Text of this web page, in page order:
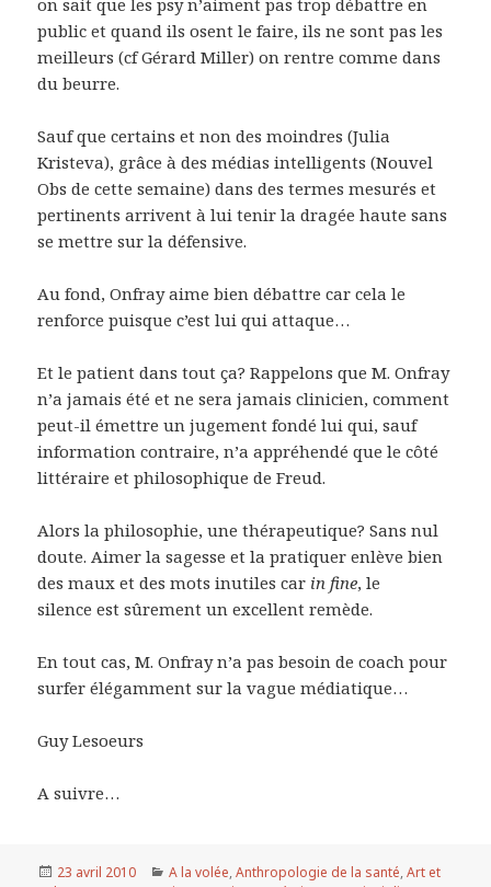
on sait que les psy n’aiment pas trop débattre en
public et quand ils osent le faire, ils ne sont pas les
meilleurs (cf Gérard Miller) on rentre comme dans
du beurre.
Sauf que certains et non des moindres (Julia
Kristeva), grâce à des médias intelligents (Nouvel
Obs de cette semaine) dans des termes mesurés et
pertinents arrivent à lui tenir la dragée haute sans
se mettre sur la défensive.
Au fond, Onfray aime bien débattre car cela le
renforce puisque c’est lui qui attaque…
Et le patient dans tout ça? Rappelons que M. Onfray
n’a jamais été et ne sera jamais clinicien, comment
peut-il émettre un jugement fondé lui qui, sauf
information contraire, n’a appréhendé que le côté
littéraire et philosophique de Freud.
Alors la philosophie, une thérapeutique? Sans nul
doute. Aimer la sagesse et la pratiquer enlève bien
des maux et des mots inutiles car in fine, le
silence est sûrement un excellent remède.
En tout cas, M. Onfray n’a pas besoin de coach pour
surfer élégamment sur la vague médiatique…
Guy Lesoeurs
A suivre…
Publié
23 avril 2010 Catégories
A la volée,Anthropologie de la santé,Art et